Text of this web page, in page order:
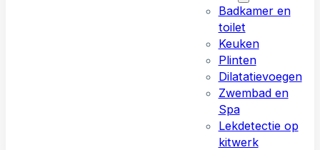
Badkamer en
toilet
Keuken
Plinten
Dilatatievoegen
Zwembad en
Spa
Lekdetectie op
kitwerk